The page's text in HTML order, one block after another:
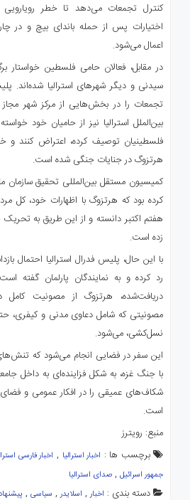
کنترل تجمعات می‌دهد تا خطر
اختیارات پس از حمله باندای بیچ و در
اعمال می‌شود.
در مقابل، فعالان حامی فلسطین خواستار
سیدنی و دیگر شهرهای استرالیا شده‌اند.
تجمعات را در بخش‌هایی از مرکز شهر
بین‌الملل استرالیا نیز از حامیان خود
فلسطینیان توصیف کرده، اعتراض کنند و
هرتزوگ در جنایات جنگی شده است.
کرده بود که هرتزوگ با اظهارات خود، کل
هفتم اکتبر دانسته و از این طریق به
زده است.
با این حال، پلیس فدرال استرالیا احتمال
رد کرده و به نمایندگان پارلمان گفته
دریافت‌شده، هرتزوگ از مصونیت کامل
مصونیتی که شامل دعاوی مدنی و کیفری،
نسل‌کشی، می‌شود.
این سفر در فضایی انجام می‌شود که
با جنگ غزه، به شکل فزاینده‌ای به داخل
شکاف‌های عمیقی را در افکار عمومی و
است.
منبع: رویترز
برچسب ها : اخبار استرالیا , اخبار فارسی
جمهور اسرائیل, صدای استرالیا
دسته بندی : اخبار, اسلایدر, سیاسی,